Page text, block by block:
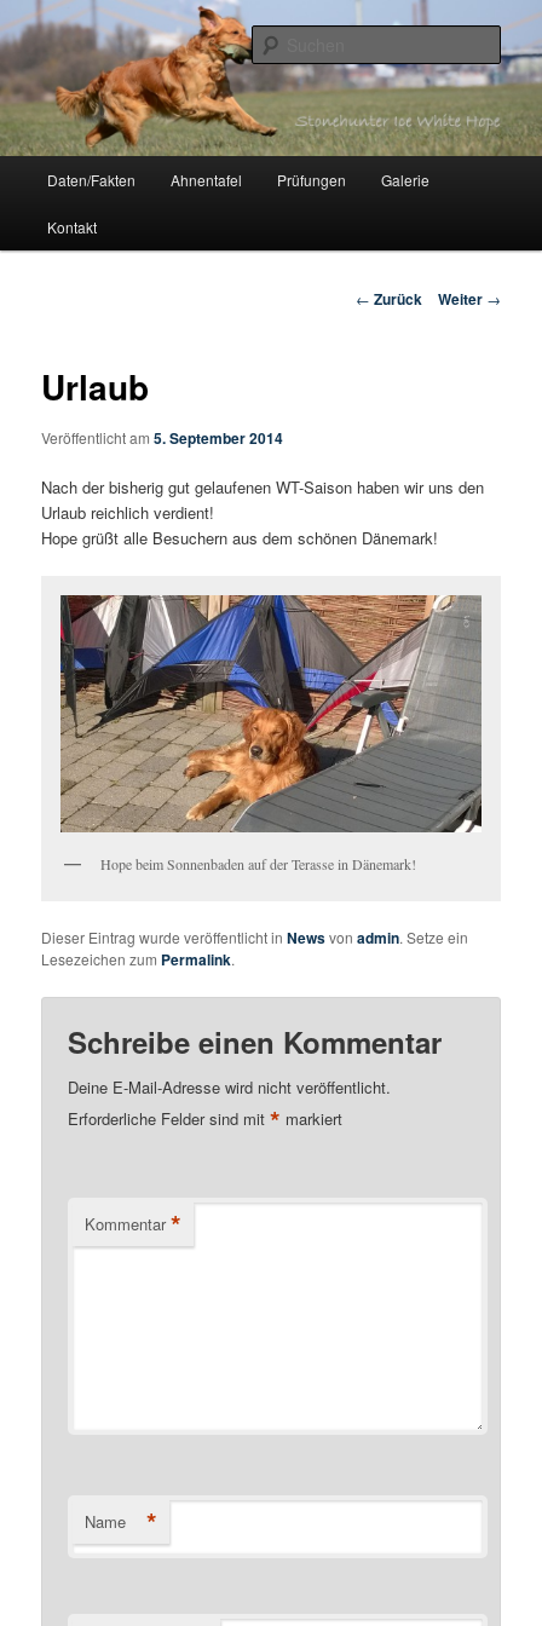
Zum
Inhalt
wechseln
Stonehunter Ice White Hope
Daten/Fakten Ahnentafel Prüfungen Galerie
Kontakt
Beitrags-
← Zurück Weiter →
Urlaub
Veröffentlicht am5. September 2014
Nach der bisherig gut gelaufenen WT-Saison haben wir uns den
Urlaub reichlich verdient!
Hope grüßt alle Besuchern aus dem schönen Dänemark!
Hope beim Sonnenbaden auf der Terasse in Dänemark!
Dieser Eintrag wurde veröffentlicht inNewsvonadmin. Setze ein
Lesezeichen zum Permalink.
Schreibe einen Kommentar
Deine E-Mail-Adresse wird nicht veröffentlicht.
Erforderliche Felder sind mit* markiert
Kommentar *
Name *